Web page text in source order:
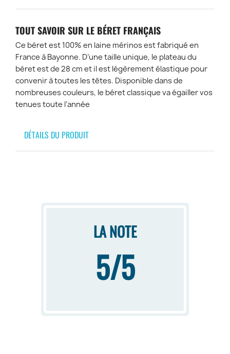
TOUT SAVOIR SUR LE BÉRET FRANÇAIS
Ce béret est 100% en laine mérinos est fabriqué en
France à Bayonne. D’une taille unique, le plateau du
béret est de 28 cm et il est légèrement élastique pour
convenir à toutes les têtes. Disponible dans de
nombreuses couleurs, le béret classique va égailler vos
tenues toute l’année
DÉTAILS DU PRODUIT
LA NOTE
5/5